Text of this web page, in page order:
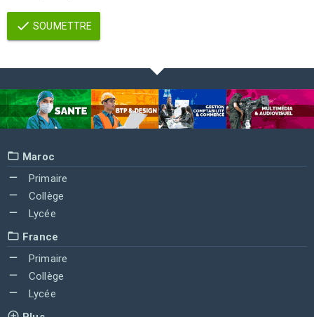
SOUMETTRE
Maroc
Primaire
Collège
Lycée
France
Primaire
Collège
Lycée